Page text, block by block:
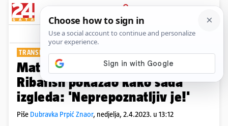
PRIJAVA
Show Komentari
TRANSFORMIRAO SE
Mate Janković skinuo je 20 kg,
Ribafish pokazao kako sada
izgleda: 'Neprepoznatljiv je!'
Piše Dubravka Prpić Znaor, nedjelja, 2.4.2023. u 13:12